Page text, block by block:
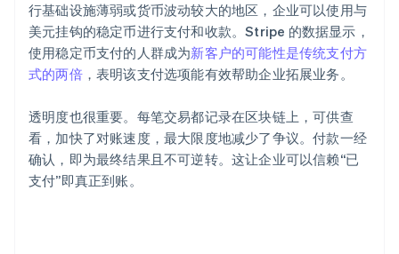
行基础设施薄弱或货币波动较大的地区，企业可以使用与
美元挂钩的稳定币进行支付和收款。Stripe 的数据显示，
使用稳定币支付的人群成为新客户的可能性是传统支付方
式的两倍，表明该支付选项能有效帮助企业拓展业务。
透明度也很重要。每笔交易都记录在区块链上，可供查
看，加快了对账速度，最大限度地减少了争议。付款一经
确认，即为最终结果且不可逆转。这让企业可以信赖“已
支付”即真正到账。